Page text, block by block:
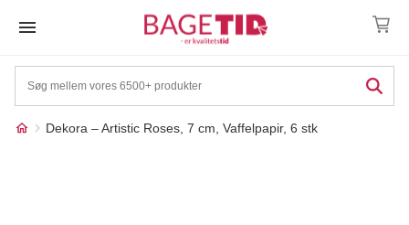
Dekora – Artistic Roses, 7 cm, Vaffelpapir, 6 stk